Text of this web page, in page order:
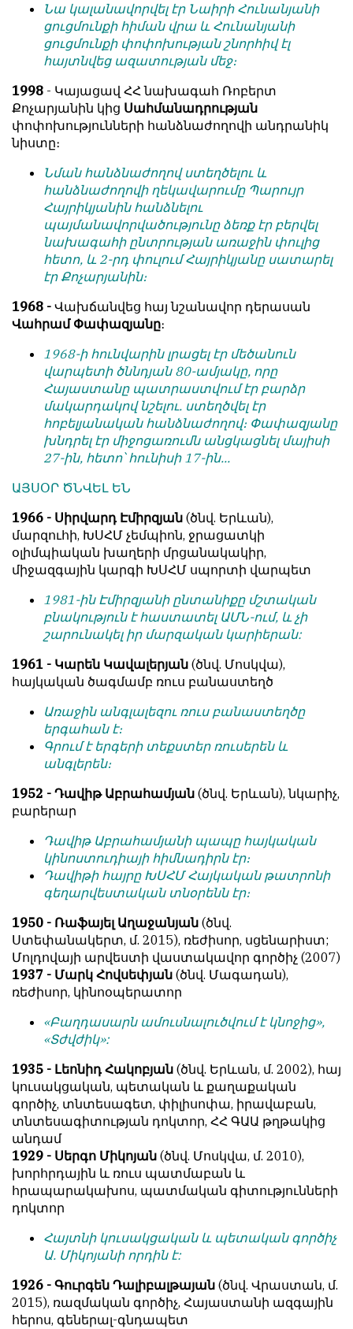
Նա կալանավորվել էր Նաիրի Հունանյանի
ցուցմունքի հիման վրա և Հունանյանի
ցուցմունքի փոփոխության շնորհիվ էլ
հայտնվեց ազատության մեջ։
1998 - Կայացավ ՀՀ նախագահ Ռոբերտ
Քոչարյանին կից Սահմանադրության
փոփոխությունների հանձնաժողովի անդրանիկ
նիստը։
Նման հանձնաժողով ստեղծելու և
հանձնաժողովի ղեկավարումը Պարույր
Հայրիկյանին հանձնելու
պայմանավորվածությունը ձեռք էր բերվել
նախագահի ընտրության առաջին փուլից
հետո, և 2-րդ փուլում Հայրիկյանը սատարել
էր Քոչարյանին։
1968 - Վախճանվեց հայ նշանավոր դերասան
Վահրամ Փափազյանը։
1968-ի հունվարին լրացել էր մեծանուն
վարպետի ծննդյան 80-ամյակը, որը
Հայաստանը պատրաստվում էր բարձր
մակարդակով նշելու. ստեղծվել էր
հոբելյանական հանձնաժողով։ Փափազյանը
խնդրել էր միջոցառումն անցկացնել մայիսի
27-ին, հետո՝ հունիսի 17-ին...
ԱՅՍՕՐ ԾՆՎԵԼ ԵՆ
1966 - Սիրվարդ Էմիրզյան (ծնվ. Երևան),
մարզուհի, ԽՍՀՄ չեմպիոն, ջրացատկի
օլիմպիական խաղերի մրցանակակիր,
միջազգային կարգի ԽՍՀՄ սպորտի վարպետ
1981-ին Էմիրզյանի ընտանիքը մշտական
բնակություն է հաստատել ԱՄՆ-ում, և չի
շարունակել իր մարզական կարիերան:
1961 - Կարեն Կավալերյան (ծնվ. Մոսկվա),
հայկական ծագմամբ ռուս բանաստեղծ
Առաջին անգլալեզու ռուս բանաստեղծը
երգահան է։
Գրում է երգերի տեքստեր ռուսերեն և
անգլերեն։
1952 - Դավիթ Աբրահամյան (ծնվ. Երևան), նկարիչ,
բարերար
Դավիթ Աբրահամյանի պապը հայկական
կինոստուդիայի հիմնադիրն էր։
Դավիթի հայրը ԽՍՀՄ Հայկական թատրոնի
գեղարվեստական տնօրենն էր։
1950 - Ռաֆայել Աղաջանյան (ծնվ.
Ստեփանակերտ, մ. 2015), ռեժիսոր, սցենարիստ;
Մոլդովայի արվեստի վաստակավոր գործիչ (2007)
1937 - Մարկ Հովսեփյան (ծնվ. Մագադան),
ռեժիսոր, կինոօպերատոր
«Բաղդասարն ամուսնալուծվում է կնոջից»,
«Տժվժիկ»:
1935 - Լեոնիդ Հակոբյան (ծնվ. Երևան, մ. 2002), հայ
կուսակցական, պետական և քաղաքական
գործիչ, տնտեսագետ, փիլիսոփա, իրավաբան,
տնտեսագիտության դոկտոր, ՀՀ ԳԱԱ թղթակից
անդամ
1929 - Սերգո Միկոյան (ծնվ. Մոսկվա, մ. 2010),
խորհրդային և ռուս պատմաբան և
հրապարակախոս, պատմական գիտությունների
դոկտոր
Հայտնի կուսակցական և պետական գործիչ
Ա. Միկոյանի որդին է:
1926 - Գուրգեն Դալիբալթայան (ծնվ. Վրաստան, մ.
2015), ռազմական գործիչ, Հայաստանի ազգային
հերոս, գեներալ-գնդապետ